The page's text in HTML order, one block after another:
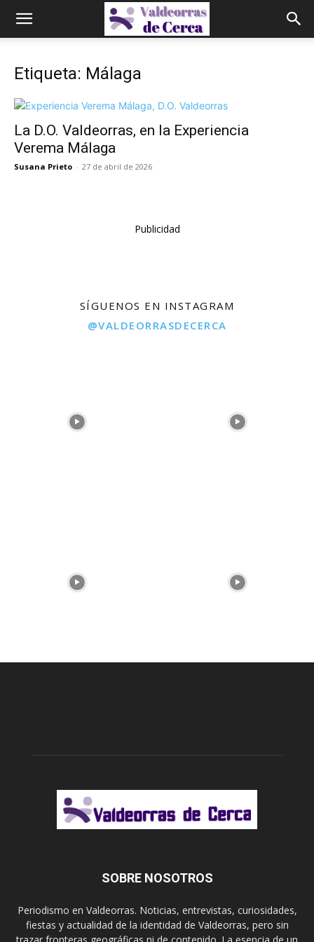
Etiqueta: Málaga
La D.O. Valdeorras, en la Experiencia
Verema Málaga
Susana Prieto - 27 de abril de 2026
Publicidad
SÍGUENOS EN INSTAGRAM
@VALDEORRASDECERCA
SOBRE NOSOTROS
Periodismo en Valdeorras. Noticias, entrevistas, curiosidades,
fiestas y actualidad de la identidad de Valdeorras, pero sin
trazar fronteras geográficas ni de contenido. La esencia de un